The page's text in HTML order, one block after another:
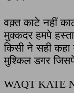
वक़्त काटे नहीं
मुक्कदर हमपे
किसी ने सही कहा
मुश्किल डगर
WAQT KATE